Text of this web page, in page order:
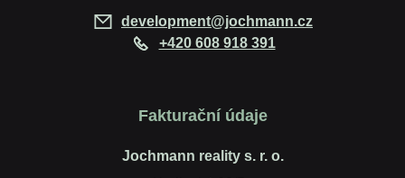
development@jochmann.cz
+420 608 918 391
Fakturační údaje
Jochmann reality s. r. o.